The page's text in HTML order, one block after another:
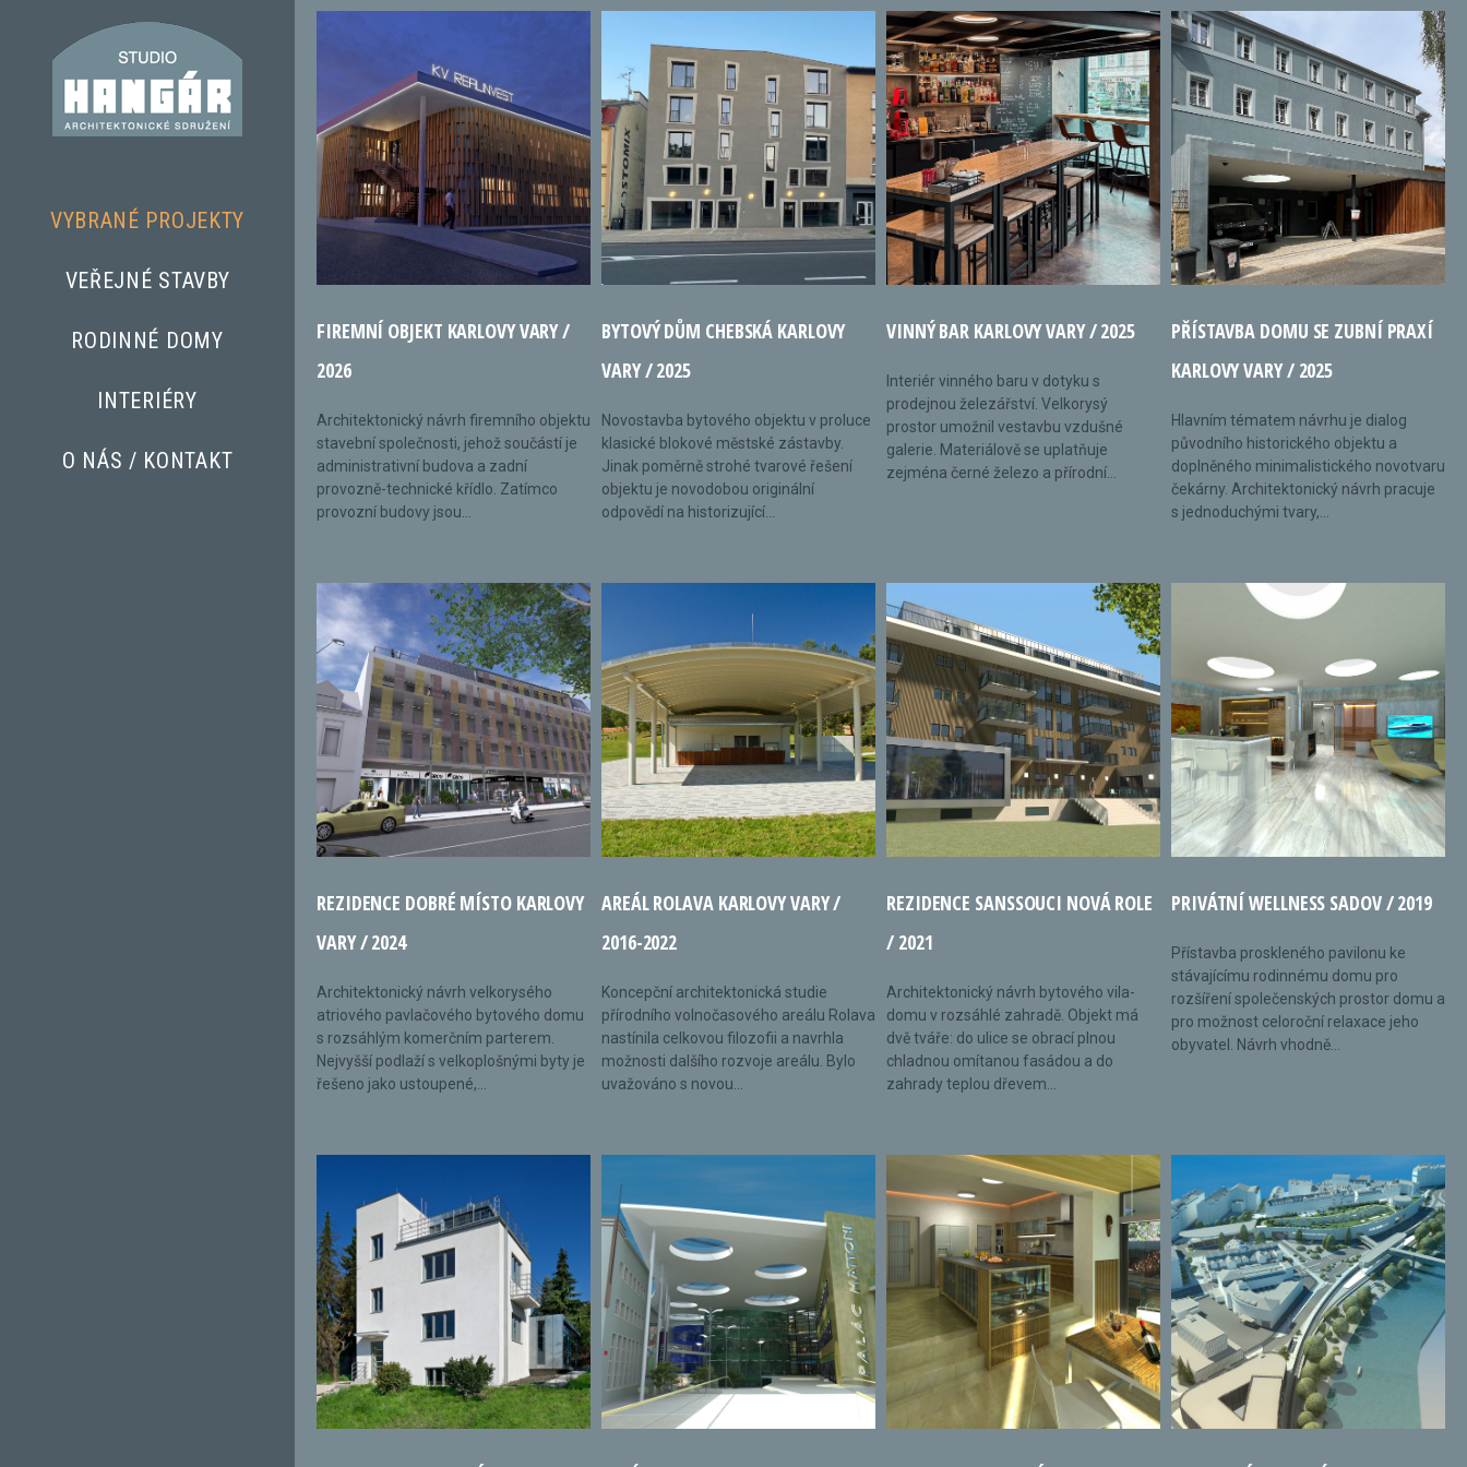
VYBRANÉ PROJEKTY
VEŘEJNÉ STAVBY
RODINNÉ DOMY
INTERIÉRY
O NÁS / KONTAKT
FIREMNÍ OBJEKT KARLOVY VARY /
2026
Architektonický návrh firemního objektu
stavební společnosti, jehož součástí je
administrativní budova a zadní
provozně-technické křídlo. Zatímco
provozní budovy jsou...
BYTOVÝ DŮM CHEBSKÁ KARLOVY
VARY / 2025
Novostavba bytového objektu v proluce
klasické blokové městské zástavby.
Jinak poměrně strohé tvarové řešení
objektu je novodobou originální
odpovědí na historizující...
VINNÝ BAR KARLOVY VARY / 2025
Interiér vinného baru v dotyku s
prodejnou železářství. Velkorysý
prostor umožnil vestavbu vzdušné
galerie. Materiálově se uplatňuje
zejména černé železo a přírodní...
PŘÍSTAVBA DOMU SE ZUBNÍ PRAXÍ
KARLOVY VARY / 2025
Hlavním tématem návrhu je dialog
původního historického objektu a
doplněného minimalistického novotvaru
čekárny. Architektonický návrh pracuje
s jednoduchými tvary,...
REZIDENCE DOBRÉ MÍSTO KARLOVY
VARY / 2024
Architektonický návrh velkorysého
atriového pavlačového bytového domu
s rozsáhlým komerčním parterem.
Nejvyšší podlaží s velkoplošnými byty je
řešeno jako ustoupené,...
AREÁL ROLAVA KARLOVY VARY /
2016-2022
Koncepční architektonická studie
přírodního volnočasového areálu Rolava
nastínila celkovou filozofii a navrhla
možnosti dalšího rozvoje areálu. Bylo
uvažováno s novou...
REZIDENCE SANSSOUCI NOVÁ ROLE
/ 2021
Architektonický návrh bytového vila-
domu v rozsáhlé zahradě. Objekt má
dvě tváře: do ulice se obrací plnou
chladnou omítanou fasádou a do
zahrady teplou dřevem...
PRIVÁTNÍ WELLNESS SADOV / 2019
Přístavba proskleného pavilonu ke
stávajícímu rodinnému domu pro
rozšíření společenských prostor domu a
pro možnost celoroční relaxace jeho
obyvatel. Návrh vhodně...